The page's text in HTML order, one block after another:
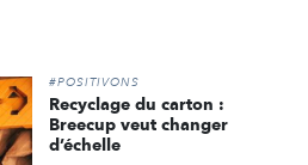
#POSITIVONS
Recyclage du carton :
Breecup veut changer
d’échelle